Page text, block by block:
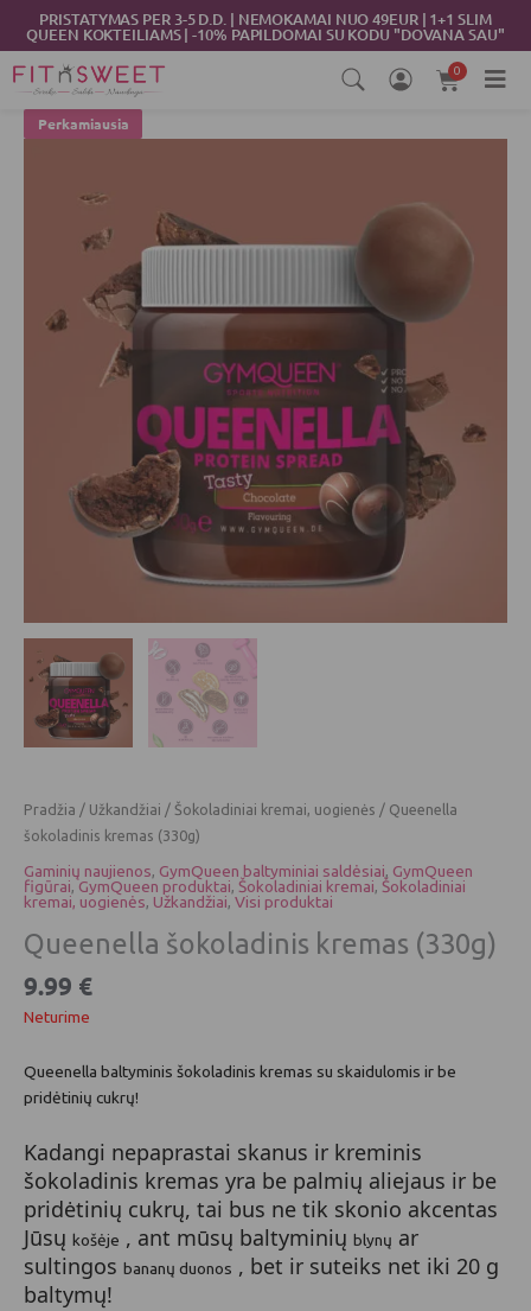
Pereiti
prie
turinio
PRISTATYMAS PER 3-5 D.D. | NEMOKAMAI NUO 49EUR | 1+1 SLIM
QUEEN KOKTEILIAMS | -10% PAPILDOMAI SU KODU "DOVANA SAU"
0
Cart
Perkamiausia
Pradžia / Užkandžiai / Šokoladiniai kremai, uogienės / Queenella
šokoladinis kremas (330g)
Gaminių naujienos, GymQueen baltyminiai saldėsiai, GymQueen
figūrai,GymQueen produktai, Šokoladiniai kremai, Šokoladiniai
kremai, uogienės, Užkandžiai, Visi produktai
Queenella šokoladinis kremas (330g)
9.99 €
Neturime
Queenella baltyminis šokoladinis kremas su skaidulomis ir be
pridėtinių cukrų!
Kadangi nepaprastai skanus ir kreminis
šokoladinis kremas yra be palmių aliejaus ir be
pridėtinių cukrų, tai bus ne tik skonio akcentas
Jūsų košėje , ant mūsų baltyminių blynų ar
sultingos bananų duonos , bet ir suteiks net iki 20 g
baltymų!